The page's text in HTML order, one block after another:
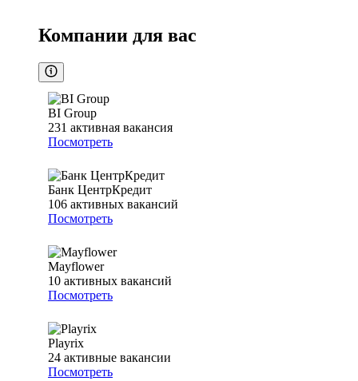
Компании для вас
BI Group
231 активная вакансия
Посмотреть
Банк ЦентрКредит
106 активных вакансий
Посмотреть
Mayflower
10 активных вакансий
Посмотреть
Playrix
24 активные вакансии
Посмотреть